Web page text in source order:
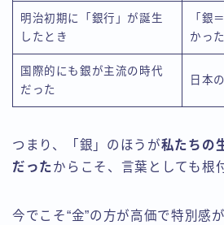
明治初期に「銀行」が誕生
したとき
「銀
かった
国際的にも銀が主流の時代
だった
日本
つまり、「銀」のほうが私たちの
だった からこそ、言葉としても根
今でこそ“金”の方が高価で特別感